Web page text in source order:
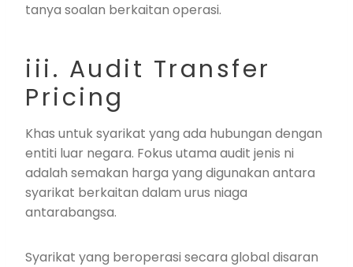
tanya soalan berkaitan operasi.
iii. Audit Transfer
Pricing
Khas untuk syarikat yang ada hubungan dengan
entiti luar negara. Fokus utama audit jenis ni
adalah semakan harga yang digunakan antara
syarikat berkaitan dalam urus niaga
antarabangsa.
Syarikat yang beroperasi secara global disaran